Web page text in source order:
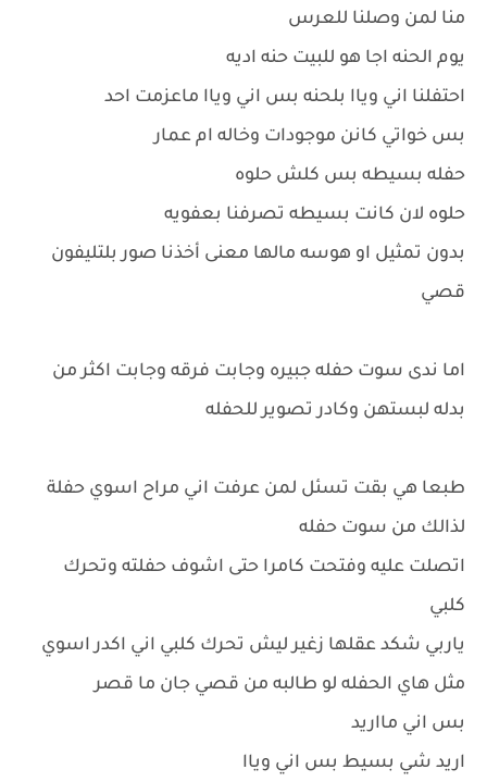
منا لمن وصلنا للعرس
يوم الحنه اجا هو للبيت حنه اديه
احتفلنا اني وياا بلحنه بس اني وياا ماعزمت احد
بس خواتي كانن موجودات وخاله ام عمار
حفله بسيطه بس كلش حلوه
حلوه لان كانت بسيطه تصرفنا بعفويه
بدون تمثيل او هوسه مالها معنى أخذنا صور بلتليفون
قصي
اما ندى سوت حفله جبيره وجابت فرقه وجابت اكثر من
بدله لبستهن وكادر تصوير للحفله
طبعا هي بقت تسئل لمن عرفت اني مراح اسوي حفلة
لذالك من سوت حفله
اتصلت عليه وفتحت كامرا حتى اشوف حفلته وتحرك
كلبي
ياربي شكد عقلها زغير ليش تحرك كلبي اني اكدر اسوي
مثل هاي الحفله لو طالبه من قصي جان ما قصر
بس اني مااريد
اريد شي بسيط بس اني وياا